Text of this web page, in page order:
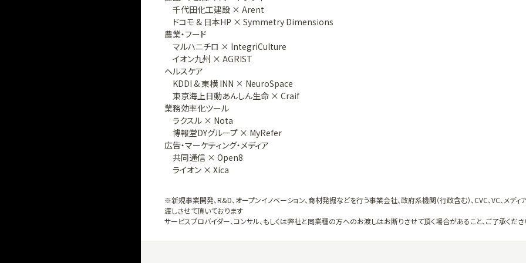
千代田化工建設 × Arent
ドコモ & 日本HP × Symmetry Dimensions
農業・フード
マルハニチロ × IntegriCulture
イオン九州 × AGRIST
ヘルスケア
KDDI & 東横 INN × NeuroSpace
東京海上日動あんしん生命 × Craif
業務効率化ツール
ラクスル × Nota
博報堂DYグループ × MyRefer
広告・マーケティング・メディア
共同通信 × Open8
ライオン × Xica
※新規事業開発、R&D、オープンイノベーション、商材発掘などを行う事業会社、政府系機関（行政含む）、CVC、VC、メディ
渡しさせて頂いております
サービスプロバイダー、コンサル、もしくは弊社と同業種の方へのお渡しはお断りさせて頂く場合があること、ご了承くださ